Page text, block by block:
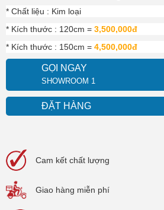
* Chất liệu : Kim loại
* Kích thước : 120cm = 3,500,000đ
* Kích thước : 150cm = 4,500,000đ
GỌI NGAY
SHOWROOM 1
ĐẶT HÀNG
Cam kết chất lượng
Giao hàng miễn phí